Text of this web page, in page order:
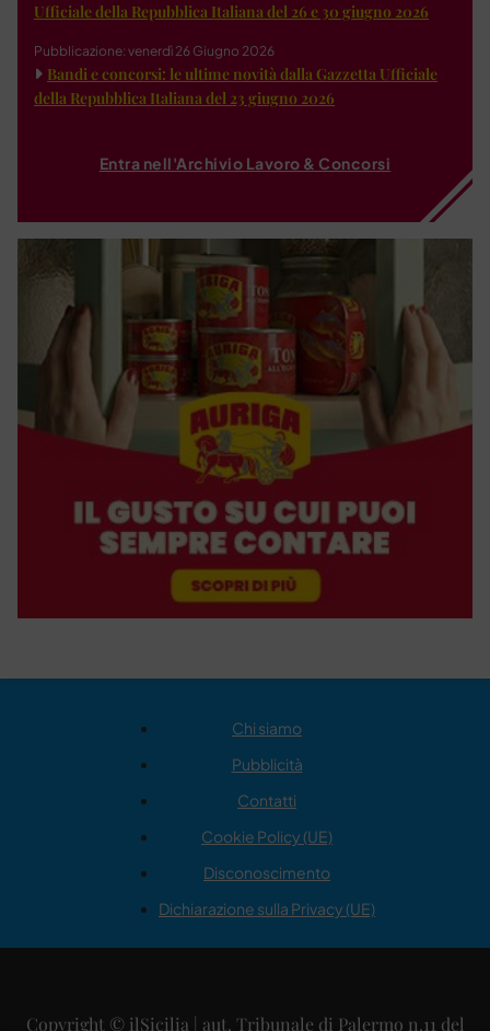
Ufficiale della Repubblica Italiana del 26 e 30 giugno 2026
Pubblicazione: venerdì 26 Giugno 2026
Bandi e concorsi: le ultime novità dalla Gazzetta Ufficiale
della Repubblica Italiana del 23 giugno 2026
Entra nell'Archivio Lavoro & Concorsi
Chi siamo
Pubblicità
Contatti
Cookie Policy (UE)
Disconoscimento
Dichiarazione sulla Privacy (UE)
Copyright © ilSicilia | aut. Tribunale di Palermo n.11 del